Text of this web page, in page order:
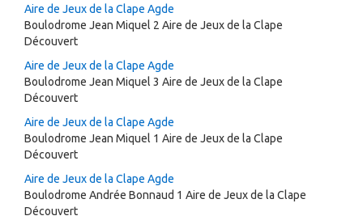
Aire de Jeux de la Clape Agde
Boulodrome Jean Miquel 2 Aire de Jeux de la Clape
Découvert
Aire de Jeux de la Clape Agde
Boulodrome Jean Miquel 3 Aire de Jeux de la Clape
Découvert
Aire de Jeux de la Clape Agde
Boulodrome Jean Miquel 1 Aire de Jeux de la Clape
Découvert
Aire de Jeux de la Clape Agde
Boulodrome Andrée Bonnaud 1 Aire de Jeux de la Clape
Découvert